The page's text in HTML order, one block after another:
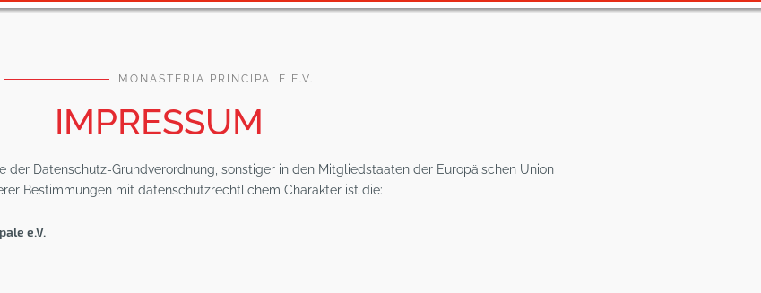
MONASTERIA PRINCIPALE E.V.
IMPRESSUM
der Datenschutz-Grundverordnung, sonstiger in den Mitgliedstaaten der Europäischen Union
Bestimmungen mit datenschutzrechtlichem Charakter ist die:
e.V.